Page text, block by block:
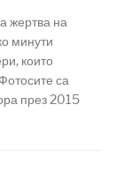
жертва на
минути
които
са
през 2015